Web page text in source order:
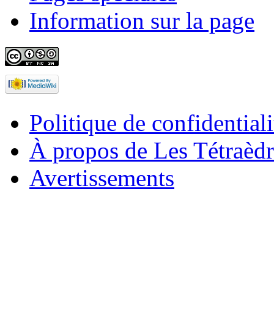
Information sur la page
Politique de
À propos de Les
Avertissements